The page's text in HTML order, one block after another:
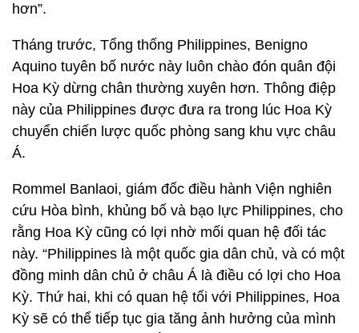
hơn”.
Tháng trước, Tổng thống Philippines, Benigno
Aquino tuyên bố nước này luôn chào đón quân đội
Hoa Kỳ dừng chân thường xuyên hơn. Thông điệp
này của Philippines được đưa ra trong lúc Hoa Kỳ
chuyển chiến lược quốc phòng sang khu vực châu
Á.
Rommel Banlaoi, giám đốc điều hành Viện nghiên
cứu Hòa bình, khủng bố và bạo lực Philippines, cho
rằng Hoa Kỳ cũng có lợi nhờ mối quan hệ đối tác
này. “Philippines là một quốc gia dân chủ, và có một
đồng minh dân chủ ở châu Á là điều có lợi cho Hoa
Kỳ. Thứ hai, khi có quan hệ tối với Philippines, Hoa
Kỳ sẽ có thể tiếp tục gia tăng ảnh hưởng của mình